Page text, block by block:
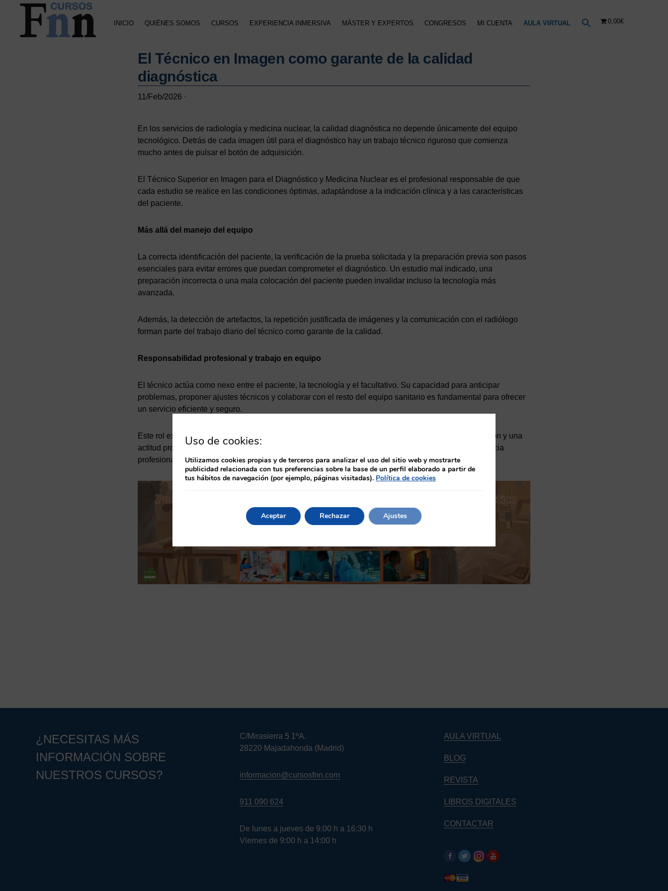
Saltar
Saltar
Saltar
INICIO QUIÉNES SOMOS CURSOS EXPERIENCIA INMERSIVA MÁSTER Y EXPERTOS CONGRESOS MI CUENTA AULA VIRTUAL 0,00€
El Técnico en Imagen como garante de la calidad
diagnóstica
11/Feb/2026 ·
En los servicios de radiología y medicina nuclear, la calidad diagnóstica no depende únicamente del equipo
tecnológico. Detrás de cada imagen útil para el diagnóstico hay un trabajo técnico riguroso que comienza
mucho antes de pulsar el botón de adquisición.
El Técnico Superior en Imagen para el Diagnóstico y Medicina Nuclear es el profesional responsable de que
cada estudio se realice en las condiciones óptimas, adaptándose a la indicación clínica y a las características
del paciente.
Más allá del manejo del equipo
La correcta identificación del paciente, la verificación de la prueba solicitada y la preparación previa son pasos
esenciales para evitar errores que puedan comprometer el diagnóstico. Un estudio mal indicado, una
preparación incorrecta o una mala colocación del paciente pueden invalidar incluso la tecnología más
avanzada.
Además, la detección de artefactos, la repetición justificada de imágenes y la comunicación con el radiólogo
forman parte del trabajo diario del técnico como garante de la calidad.
Responsabilidad profesional y trabajo en equipo
El técnico actúa como nexo entre el paciente, la tecnología y el facultativo. Su capacidad para anticipar
problemas, proponer ajustes técnicos y colaborar con el resto del equipo sanitario es fundamental para ofrecer
un servicio eficiente y seguro.
Este rol exige no solo conocimientos técnicos, sino también criterio clínico, capacidad de comunicación y una
actitud proactiva. Por ello, la calidad diagnóstica es, en gran medida, el reflejo directo de la competencia
profesional del técnico.
¿NECESITAS MÁS
INFORMACIÓN SOBRE
NUESTROS CURSOS?
C/Mirasierra 5 1ºA.
28220 Majadahonda (Madrid)
informacion@cursosfnn.com
911 090 624
De lunes a jueves de 9:00 h a 16:30 h
Viernes de 9:00 h a 14:00 h
AULA VIRTUAL
BLOG
REVISTA
LIBROS DIGITALES
CONTACTAR
Uso de cookies:
Utilizamos cookies propias y de terceros para analizar el uso del sitio web y mostrarte
publicidad relacionada con tus preferencias sobre la base de un perfil elaborado a partir de
tus hábitos de navegación (por ejemplo, páginas visitadas). Política de cookies
Aceptar Rechazar Ajustes